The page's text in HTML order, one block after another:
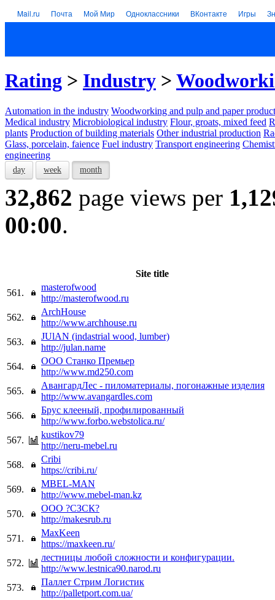
Mail.ru Почта Мой Мир Одноклассники ВКонтакте Игры
Rating > Industry >
Automation in the industry Woodworking and pulp and paper
Medical industry Microbiological industry Flour, groats, mixed feed
plants Production of building materials Other industrial production
Glass, porcelain, faience Fuel industry Transport engineering
engineering
day week month
32,862 page views per
00:00.
Site title
561.
masterofwood
http://masterofwood.ru
562.
ArchHouse
http://www.archhouse.ru
563.
JUlAN (indastrial wood, lumber)
http://julan.name
564.
ООО Станко Премьер
http://www.md250.com
565.
АвангардЛес - пиломатериалы, погонажные изделия
http://www.avangardles.com
566.
Брус клееный, профилированный
http://www.forbo.webstolica.ru/
567.
kustikov79
http://neru-mebel.ru
568.
Cribi
https://cribi.ru/
569.
MBEL-MAN
http://www.mebel-man.kz
570.
ООО ?СЗСК?
http://makesrub.ru
571.
MaxKeen
https://maxkeen.ru/
572.
лестницы любой сложности и конфигурации.
http://www.lestnica90.narod.ru
573.
Паллет Стрим Логистик
http://palletport.com.ua/